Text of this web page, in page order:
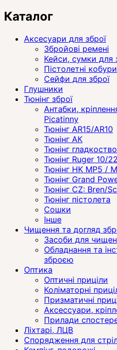
Каталог
Аксесуари для зброї
Збройові ремені
Кейси, сумки для
Пістолетні кобури
Сейфи для зброї
Глушники
Тюнінг зброї
Антабки,
Picatinny
Тюнінг AR15/AR10
Тюнінг АК
Тюнінг
Тюнінг Ruger 10/22
Тюнінг HK MP5 /
Тюнінг Grand
Тюнінг CZ: Bren/
Тюнінг пістолета
Сошки
Інше
Чищення та догляд
Засоби для
Обладнання та
зброєю
Оптика
Оптичні приціли
Коліматорні
Призматичні
Аксессуари,
Прилади
Ліхтарі, ЛЦВ
Спорядження для